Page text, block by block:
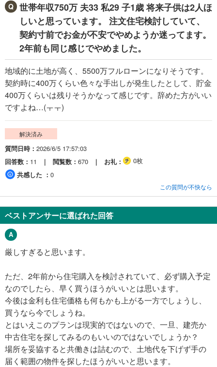
世帯年収750万 夫33 私29 子1歳 将来子供は2人ほ
しいと思っています。 注文住宅検討していて、
契約寸前でお金が不安でやめようか迷ってます。
2年前も同じ感じでやめました。
地域的に土地が高く、5500万フルローンになりそうです。
契約時に400万くらい色々な手出しが発生したとして、貯金
400万くらいは残りそうかなって感じです。辞めた方がいい
ですよね…(ㅜㅜ)
解決済み
質問日時
2026/6/5 17:57:03
回答数
11 閲覧数 670 お礼
0枚
共感した
0
この質問が不快なら
ベストアンサーに選ばれた回答
厳しすぎると思います。
ただ、2年前から住宅購入を検討されていて、必ず購入予定
なのでしたら、早く買うほうがいいとは思います。
今後は金利も住宅価格も何もかも上がる一方でしょうし、
買うなら今でしょうね。
とはいえこのプランは現実的ではないので、一旦、建売か
中古住宅を探してみるのもいいのではないでしょうか？
場所を妥協すると共働きは詰むので、土地代を下げず手の
届く範囲の物件を探したほうがいいと思います。